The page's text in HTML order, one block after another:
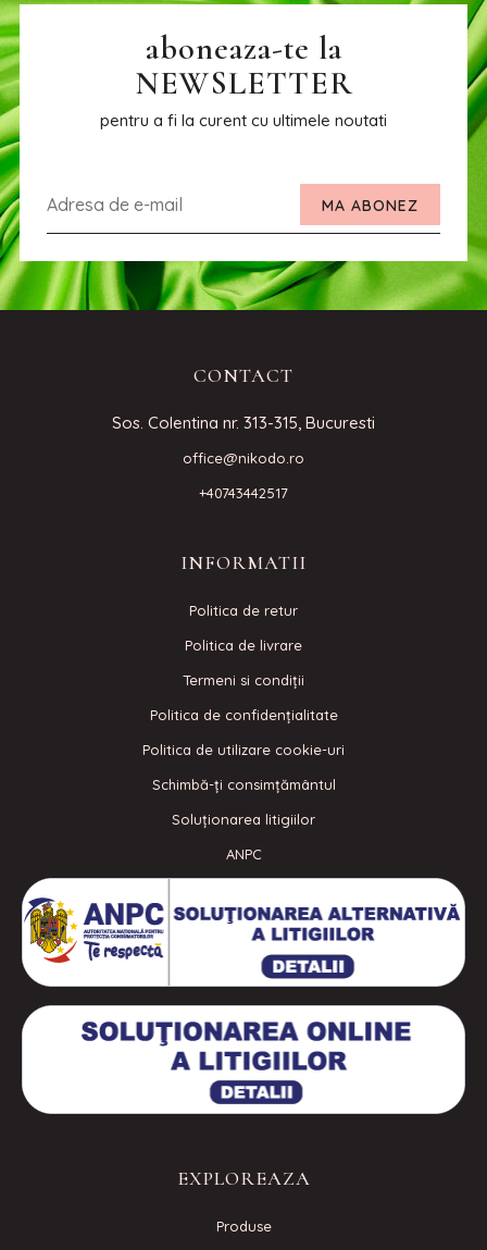
aboneaza-te la
NEWSLETTER
pentru a fi la curent cu ultimele noutati
MA ABONEZ
CONTACT
Sos. Colentina nr. 313-315, Bucuresti
office@nikodo.ro
+40743442517
INFORMATII
Politica de retur
Politica de livrare
Termeni si condiţii
Politica de confidenţialitate
Politica de utilizare cookie-uri
Schimbă-ți consimțământul
Soluționarea litigiilor
ANPC
EXPLOREAZA
Produse